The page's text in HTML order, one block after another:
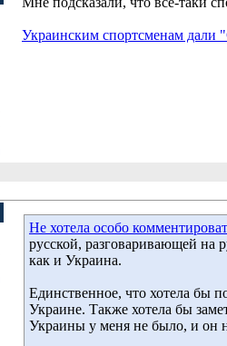
Украинским спортсменам дали
Не хотела особо
русской, разговаривающей на
как и Украина.
Единственное, что хотела бы
Украине. Также хотела бы
Украины у меня не было, и он